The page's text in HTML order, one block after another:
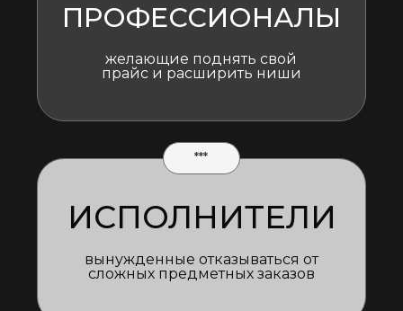
ПРОФЕССИОНАЛЫ
желающие поднять свой
прайс и расширить ниши
ИСПОЛНИТЕЛИ
***
вынужденные отказываться от
сложных предметных заказов